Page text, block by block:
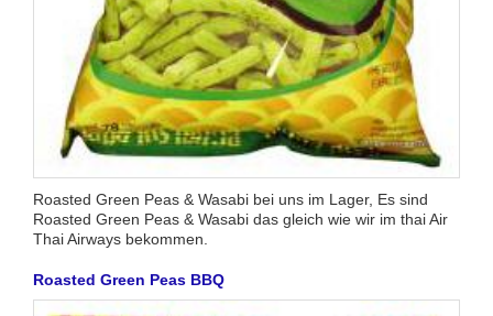
Roasted Green Peas & Wasabi bei uns im Lager, Es sind
Roasted Green Peas & Wasabi das gleich wie wir im thai Air
Thai Airways bekommen.
Roasted Green Peas BBQ